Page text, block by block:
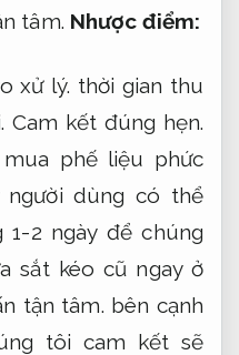
tâm. Nhược điểm:
xử lý. thời gian thu
Cam kết đúng hẹn.
phế liệu phức
người dùng có thể
1-2 ngày để chúng
sắt kéo cũ ngay ở
tận tâm. bên cạnh
tôi cam kết sẽ